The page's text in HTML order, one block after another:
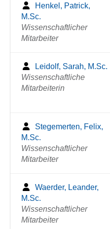
Henkel, Patrick,
M.Sc.
Wissenschaftlicher
Mitarbeiter
Leidolf, Sarah, M.Sc.
Wissenschaftliche
Mitarbeiterin
Stegemerten, Felix,
M.Sc.
Wissenschaftlicher
Mitarbeiter
Waerder, Leander,
M.Sc.
Wissenschaftlicher
Mitarbeiter